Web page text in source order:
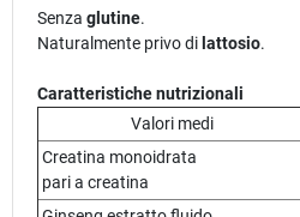
Senza glutine.
Naturalmente privo di lattosio.
Caratteristiche nutrizionali
Valori medi
Creatina monoidrata
pari a creatina